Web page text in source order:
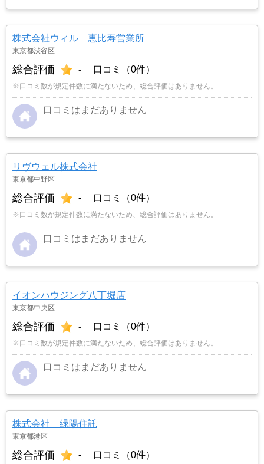
株式会社ウィル 恵比寿営業所
東京都渋谷区
総合評価 - 口コミ（0件）
※口コミ数が規定件数に満たないため、総合評価はありません。
口コミはまだありません
リヴウェル株式会社
東京都中野区
総合評価 - 口コミ（0件）
※口コミ数が規定件数に満たないため、総合評価はありません。
口コミはまだありません
イオンハウジング八丁堀店
東京都中央区
総合評価 - 口コミ（0件）
※口コミ数が規定件数に満たないため、総合評価はありません。
口コミはまだありません
株式会社 緑陽住託
東京都港区
総合評価 - 口コミ（0件）